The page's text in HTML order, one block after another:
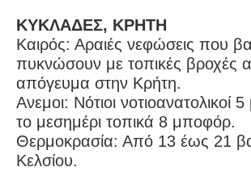
ΚΥΚΛΑΔΕΣ, ΚΡΗΤΗ
Καιρός: Αραιές νεφώσεις που
πυκνώσουν με τοπικές βροχές
απόγευμα στην Κρήτη.
Ανεμοι: Νότιοι νοτιοανατολικοί
το μεσημέρι τοπικά 8 μποφόρ.
Θερμοκρασία: Από 13 έως 21
Κελσίου.